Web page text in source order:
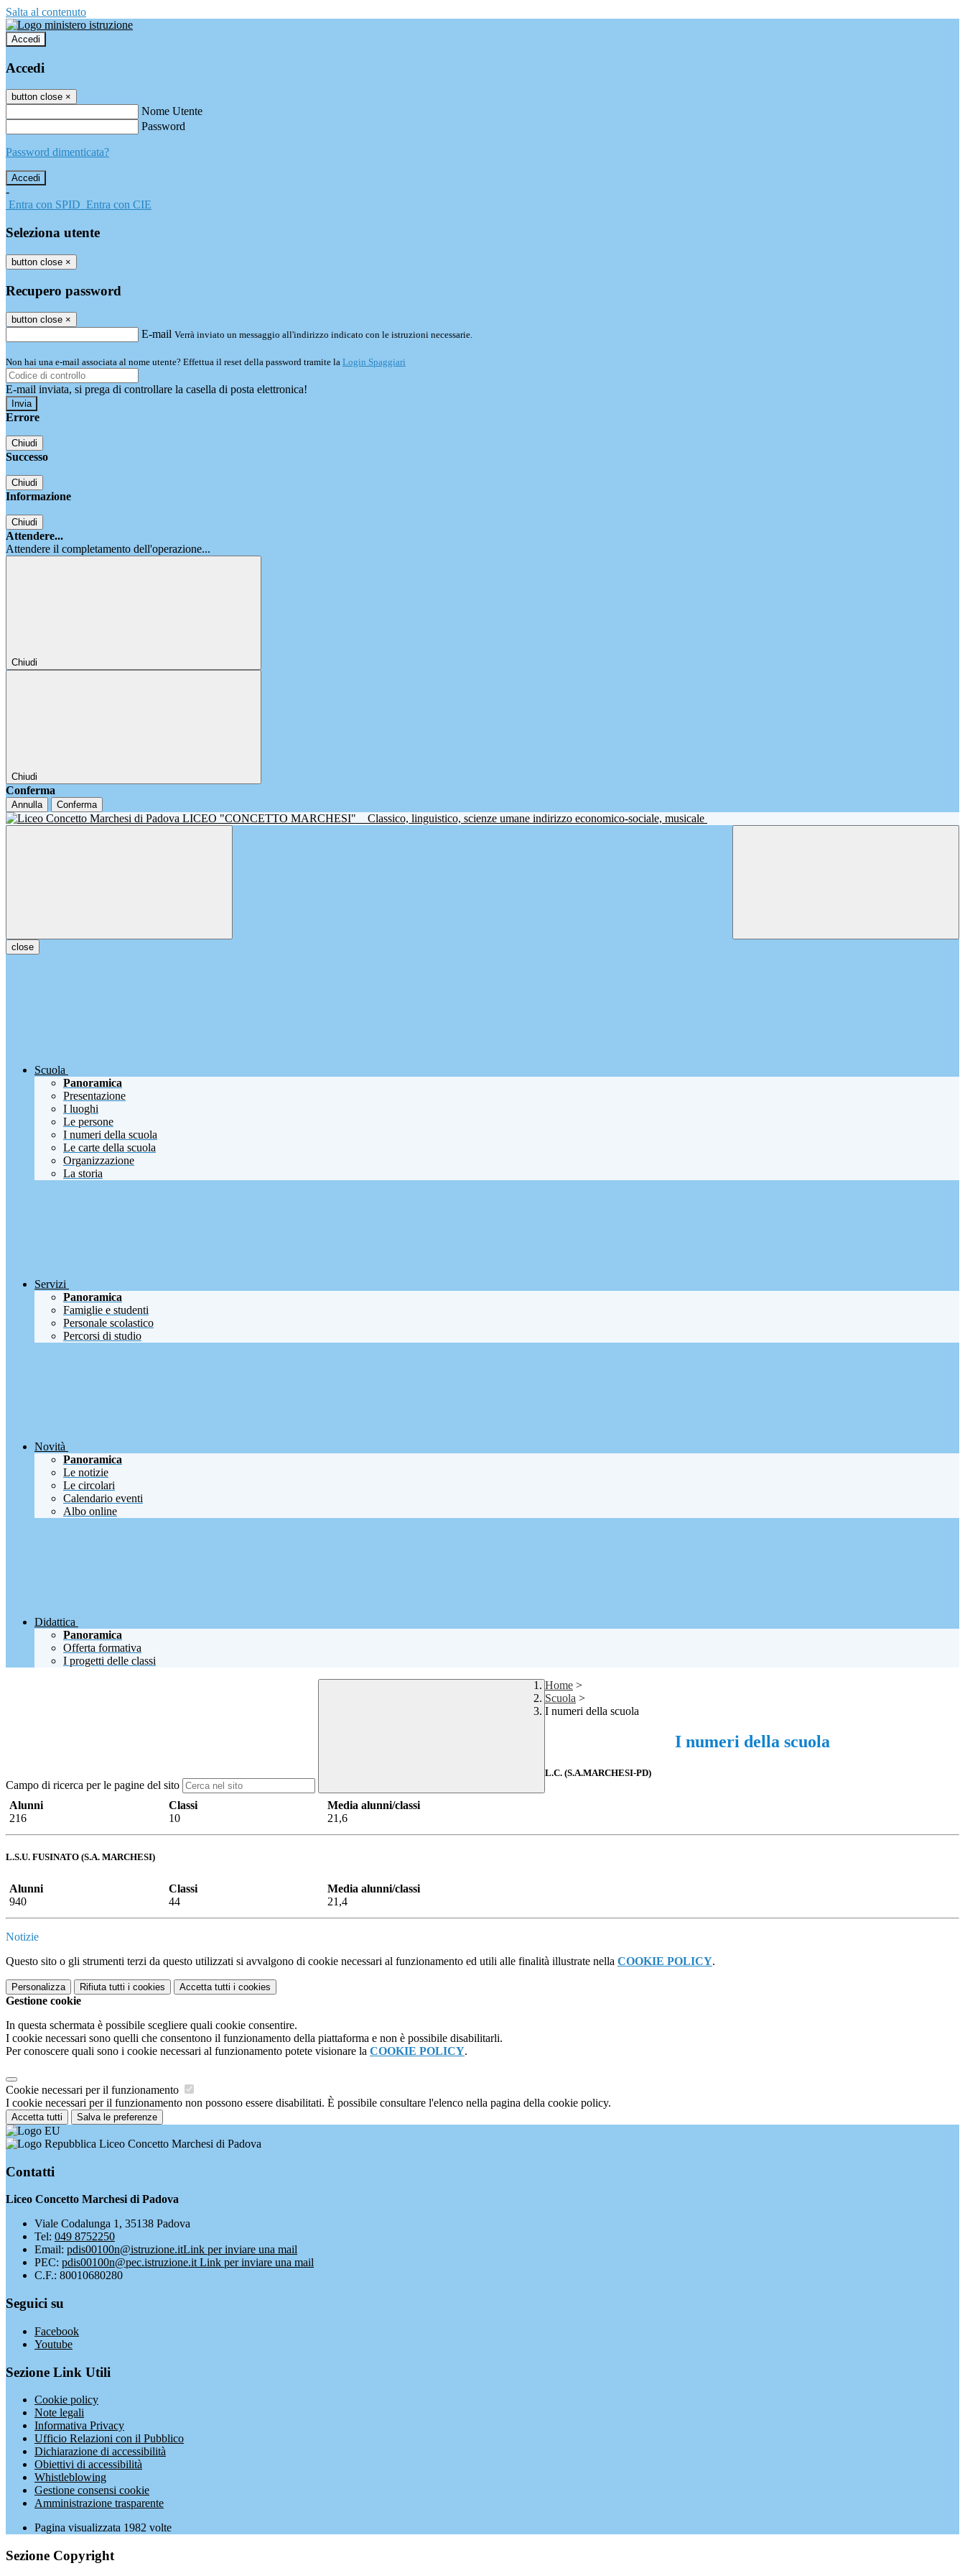
Salta al contenuto
Accedi
Accedi
button close ×
Nome Utente
Password
Password dimenticata?
-
Entra con SPID Entra con CIE
Seleziona utente
button close ×
Recupero password
button close ×
E-mail Verrà inviato un messaggio all'indirizzo indicato con le istruzioni necessarie.
Non hai una e-mail associata al nome utente? Effettua il reset della password tramite la Login Spaggiari
E-mail inviata, si prega di controllare la casella di posta elettronica!
Errore
Chiudi
Successo
Chiudi
Informazione
Chiudi
Attendere...
Attendere il completamento dell'operazione...
Chiudi
Chiudi
Conferma
Annulla Conferma
LICEO "CONCETTO MARCHESI" Classico, linguistico, scienze umane indirizzo economico-sociale, musicale
close
Scuola
Panoramica
Presentazione
I luoghi
Le persone
I numeri della scuola
Le carte della scuola
Organizzazione
La storia
Servizi
Panoramica
Famiglie e studenti
Personale scolastico
Percorsi di studio
Novità
Panoramica
Le notizie
Le circolari
Calendario eventi
Albo online
Didattica
Panoramica
Offerta formativa
I progetti delle classi
Campo di ricerca per le pagine del sito
Home >
Scuola >
I numeri della scuola
I numeri della scuola
L.C. (S.A.MARCHESI-PD)
Alunni
216
Classi
10
Media alunni/classi
21,6
L.S.U. FUSINATO (S.A. MARCHESI)
Alunni
940
Classi
44
Media alunni/classi
21,4
Notizie
Questo sito o gli strumenti terzi da questo utilizzati si avvalgono di cookie necessari al funzionamento ed utili alle finalità illustrate nella COOKIE POLICY.
Personalizza Rifiuta tutti i cookies Accetta tutti i cookies
Gestione cookie
In questa schermata è possibile scegliere quali cookie consentire.
I cookie necessari sono quelli che consentono il funzionamento della piattaforma e non è possibile disabilitarli.
Per conoscere quali sono i cookie necessari al funzionamento potete visionare la COOKIE POLICY.
Cookie necessari per il funzionamento
I cookie necessari per il funzionamento non possono essere disabilitati. È possibile consultare l'elenco nella pagina della cookie policy.
Accetta tutti Salva le preferenze
Liceo Concetto Marchesi di Padova
Contatti
Liceo Concetto Marchesi di Padova
Viale Codalunga 1, 35138 Padova
Tel: 049 8752250
Email: pdis00100n@istruzione.itLink per inviare una mail
PEC: pdis00100n@pec.istruzione.it Link per inviare una mail
C.F.: 80010680280
Seguici su
Facebook
Youtube
Sezione Link Utili
Cookie policy
Note legali
Informativa Privacy
Ufficio Relazioni con il Pubblico
Dichiarazione di accessibilità
Obiettivi di accessibilità
Whistleblowing
Gestione consensi cookie
Amministrazione trasparente
Pagina visualizzata 1982 volte
Sezione Copyright